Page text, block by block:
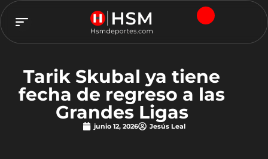
Tarik Skubal ya tiene
fecha de regreso a las
Grandes Ligas
junio 12, 2026 Jesús Leal